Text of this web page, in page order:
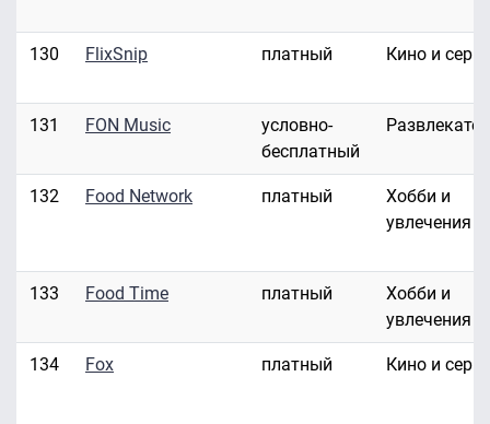
130 FlixSnip платный Кино и
131 FON Music
условно-
бесплатный
132 Food Network платный
Хобби и
увлечения
133 Food Time платный
Хобби и
увлечения
134 Fox платный Кино и